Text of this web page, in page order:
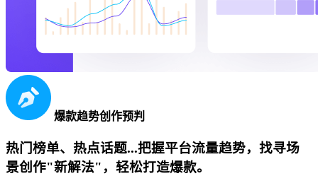
爆款趋势创作预判
热门榜单、热点话题...把握平台流量趋势，找寻场
景创作"新解法"，轻松打造爆款。